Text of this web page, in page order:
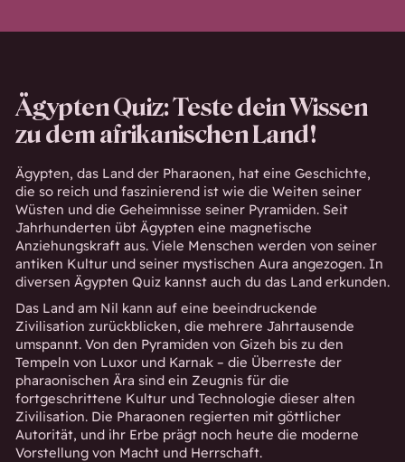
Ägypten Quiz: Teste dein Wissen
zu dem afrikanischen Land!
Ägypten, das Land der Pharaonen, hat eine Geschichte,
die so reich und faszinierend ist wie die Weiten seiner
Wüsten und die Geheimnisse seiner Pyramiden. Seit
Jahrhunderten übt Ägypten eine magnetische
Anziehungskraft aus. Viele Menschen werden von seiner
antiken Kultur und seiner mystischen Aura angezogen. In
diversen Ägypten Quiz kannst auch du das Land erkunden.
Das Land am Nil kann auf eine beeindruckende
Zivilisation zurückblicken, die mehrere Jahrtausende
umspannt. Von den Pyramiden von Gizeh bis zu den
Tempeln von Luxor und Karnak – die Überreste der
pharaonischen Ära sind ein Zeugnis für die
fortgeschrittene Kultur und Technologie dieser alten
Zivilisation. Die Pharaonen regierten mit göttlicher
Autorität, und ihr Erbe prägt noch heute die moderne
Vorstellung von Macht und Herrschaft.